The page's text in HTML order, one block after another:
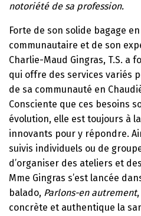
notoriété de sa profession.
Forte de son solide bagage
communautaire et de son
Charlie-Maud Gingras, T.S. a
qui offre des services variés
de sa communauté en
Consciente que ces besoins
évolution, elle est toujours à
innovants pour y répondre.
suivis individuels ou de
d’organiser des ateliers et
Mme Gingras s’est lancée
balado, Parlons-en autrement
concrète et authentique la